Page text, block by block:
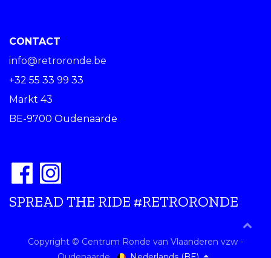
CONTACT
info@retroronde.be
+32 55 33 99 33
Markt 43
BE-9700 Oudenaarde
SPREAD THE RIDE #RETRORONDE
Copyright © Centrum Ronde van Vlaanderen vzw -